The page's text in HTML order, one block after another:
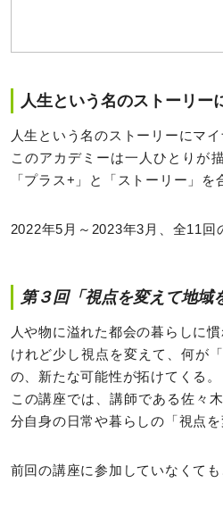
人生という名のストーリー
人生という名のストーリーにマ
このアカデミーは一人ひとりが
「プラス+」と「ストーリー」
2022年5月～2023年3月、全11回
第３回「視点を変えて地域
人や物に溢れた都会の暮らしに
けれど少し視点を変えて、何が
の、新たな可能性が拓けてくる。
この講座では、講師である佐々
分自身の日常や暮らしの「視点
前回の講座に参加していなくて